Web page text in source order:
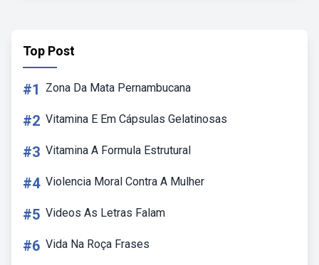
Top Post
#1 Zona Da Mata Pernambucana
#2 Vitamina E Em Cápsulas Gelatinosas
#3 Vitamina A Formula Estrutural
#4 Violencia Moral Contra A Mulher
#5 Videos As Letras Falam
#6 Vida Na Roça Frases